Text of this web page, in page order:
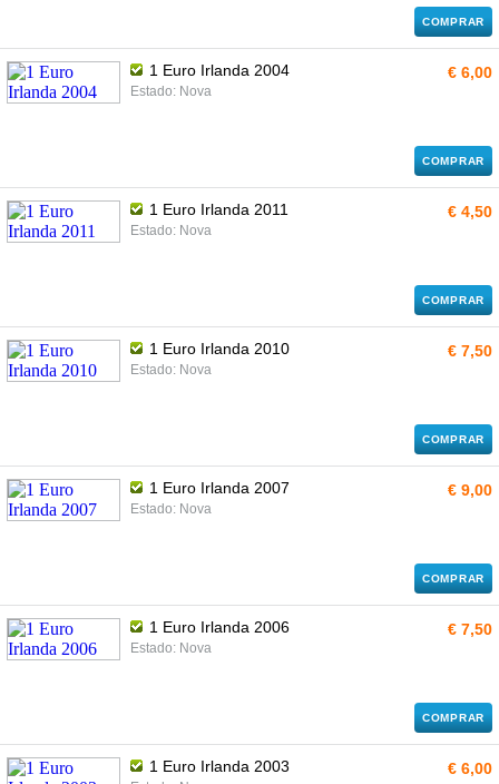
COMPRAR
1 Euro Irlanda 2004
Estado: Nova
€ 6,00
COMPRAR
1 Euro Irlanda 2011
Estado: Nova
€ 4,50
COMPRAR
1 Euro Irlanda 2010
Estado: Nova
€ 7,50
COMPRAR
1 Euro Irlanda 2007
Estado: Nova
€ 9,00
COMPRAR
1 Euro Irlanda 2006
Estado: Nova
€ 7,50
COMPRAR
1 Euro Irlanda 2003 € 6,00